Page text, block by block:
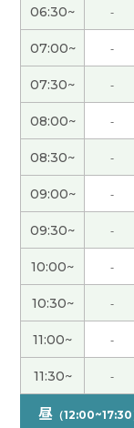
谢谢您的课。
我期待老师火
即使我还不能
地听我说 而
谢老师~
( 女性 )
非常感谢细致
代 男性 )
我也真的谢谢
文。下次见😌
謝謝 希言老師
謝謝 希言老
06:30~ -
07:00~ -
07:30~ -
08:00~ -
08:30~ -
09:00~ -
09:30~ -
10:00~ -
10:30~ -
11:00~ -
11:30~ -
昼 （12:00~17:30